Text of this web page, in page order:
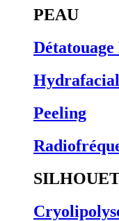
PEAU
Peeling